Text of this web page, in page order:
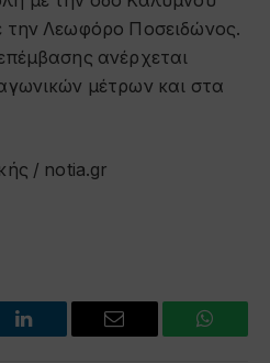
την Λεωφόρο Ποσειδώνος.
ανέρχεται
μέτρων και στα
/ notia.gr
LinkedIn Email